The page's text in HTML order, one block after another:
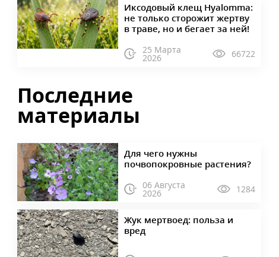
Иксодовый клещ Hyalomma:
не только сторожит жертву
в траве, но и бегает за ней!
25 Марта
2026 66722
Последние
материалы
Для чего нужны
почвопокровные растения?
06 Августа
2026 1284
Жук мертвоед: польза и
вред